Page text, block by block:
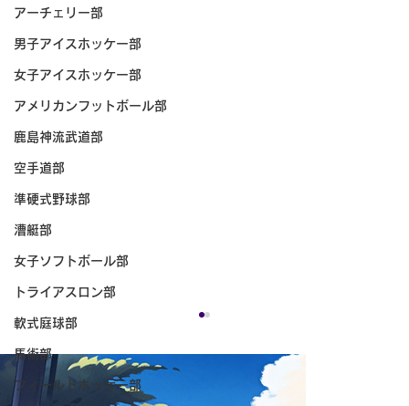
アーチェリー部
男子アイスホッケー部
女子アイスホッケー部
アメリカンフットボール部
鹿島神流武道部
空手道部
準硬式野球部
漕艇部
女子ソフトボール部
トライアスロン部
軟式庭球部
馬術部
フィールドホッケー部